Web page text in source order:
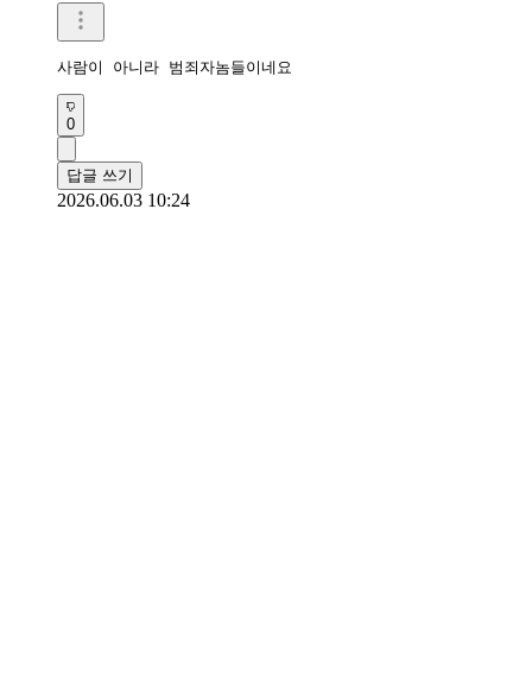
사람이 아니라 범죄자놈들이네요
0
답글 쓰기
2026.06.03 10:24